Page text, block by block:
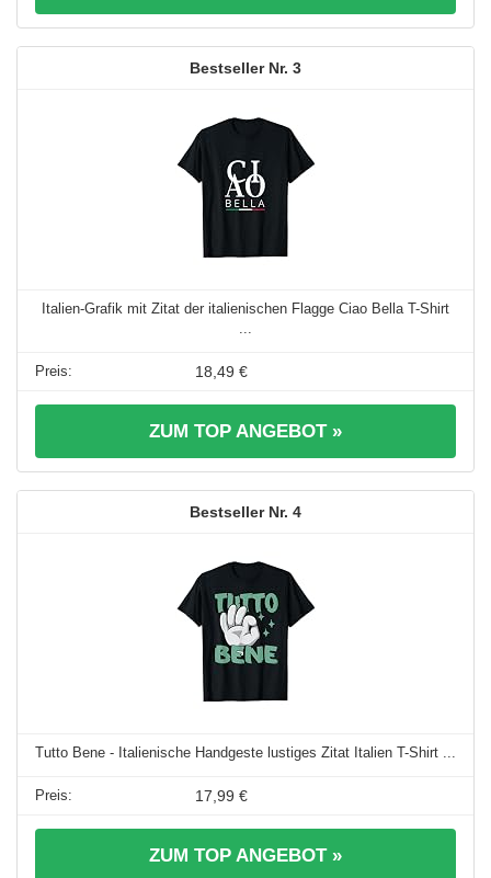
3
Italien-Grafik mit Zitat der italienischen Flagge Ciao Bella T-Shirt
...
18,49 €
ZUM TOP ANGEBOT »
4
Tutto Bene - Italienische Handgeste lustiges Zitat Italien T-Shirt ...
17,99 €
ZUM TOP ANGEBOT »